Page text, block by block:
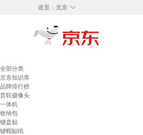
◇
送至： 北京
全部分类
京东知识库
品牌排行榜
普联摄像头
一体机
收纳包
键盘贴
键帽贴纸